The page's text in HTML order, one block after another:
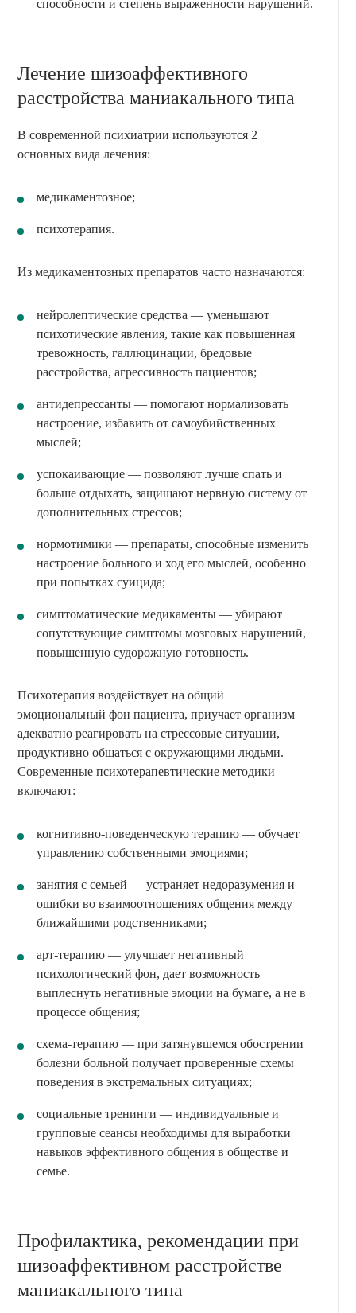
способности и степень выраженности нарушений.
Лечение шизоаффективного
расстройства маниакального типа
В современной психиатрии используются 2
основных вида лечения:
медикаментозное;
психотерапия.
Из медикаментозных препаратов часто назначаются:
нейролептические средства — уменьшают
психотические явления, такие как повышенная
тревожность, галлюцинации, бредовые
расстройства, агрессивность пациентов;
антидепрессанты — помогают нормализовать
настроение, избавить от самоубийственных
мыслей;
успокаивающие — позволяют лучше спать и
больше отдыхать, защищают нервную систему от
дополнительных стрессов;
нормотимики — препараты, способные изменить
настроение больного и ход его мыслей, особенно
при попытках суицида;
симптоматические медикаменты — убирают
сопутствующие симптомы мозговых нарушений,
повышенную судорожную готовность.
Психотерапия воздействует на общий
эмоциональный фон пациента, приучает организм
адекватно реагировать на стрессовые ситуации,
продуктивно общаться с окружающими людьми.
Современные психотерапевтические методики
включают:
когнитивно-поведенческую терапию — обучает
управлению собственными эмоциями;
занятия с семьей — устраняет недоразумения и
ошибки во взаимоотношениях общения между
ближайшими родственниками;
арт-терапию — улучшает негативный
психологический фон, дает возможность
выплеснуть негативные эмоции на бумаге, а не в
процессе общения;
схема-терапию — при затянувшемся обострении
болезни больной получает проверенные схемы
поведения в экстремальных ситуациях;
социальные тренинги — индивидуальные и
групповые сеансы необходимы для выработки
навыков эффективного общения в обществе и
семье.
Профилактика, рекомендации при
шизоаффективном расстройстве
маниакального типа